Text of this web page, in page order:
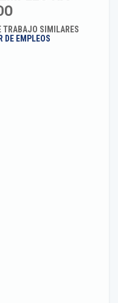
TRABAJO SIMILARES
DE EMPLEOS